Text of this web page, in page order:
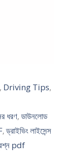
, Driving Tips,
ধরণ,ডাউনলোড
,ড্রাইভিং লাইসেন্স
pdf